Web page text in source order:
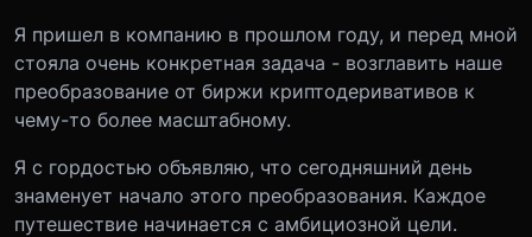
Я пришел в компанию в прошлом году, и перед мной
стояла очень конкретная задача - возглавить наше
преобразование от биржи криптодеривативов к
чему-то более масштабному.
Я с гордостью объявляю, что сегодняшний день
знаменует начало этого преобразования. Каждое
путешествие начинается с амбициозной цели.